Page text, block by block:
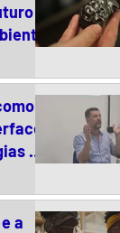
de futuros
*
e
a